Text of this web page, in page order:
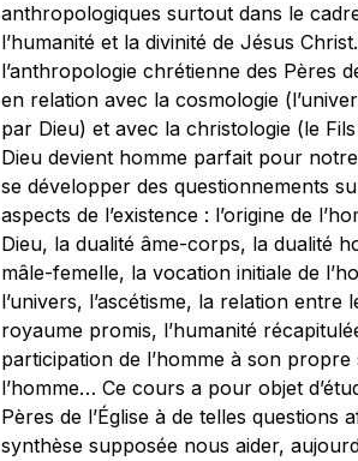
anthropologiques surtout dans le
l’humanité et la divinité de Jésus
l’anthropologie chrétienne des Pères
en relation avec la cosmologie
par Dieu) et avec la christologie (le
Dieu devient homme parfait pour
se développer des questionnements
aspects de l’existence : l’origine de
Dieu, la dualité âme-corps, la dualité
mâle-femelle, la vocation initiale de
l’univers, l’ascétisme, la relation entre
royaume promis, l’humanité
participation de l’homme à son propre
l’homme… Ce cours a pour objet
Pères de l’Église à de telles questions
synthèse supposée nous aider,